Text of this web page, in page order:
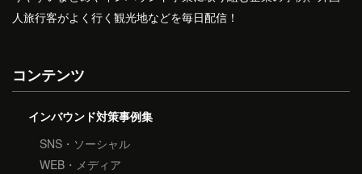
人旅行客がよく行く観光地などを毎日配信！
コンテンツ
インバウンド対策事例集
SNS・ソーシャル
WEB・メディア